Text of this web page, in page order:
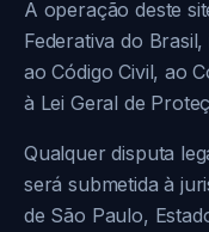
A operação deste
Federativa do
ao Código Civil, ao
à Lei Geral de
Qualquer disputa
será submetida à
de São Paulo,